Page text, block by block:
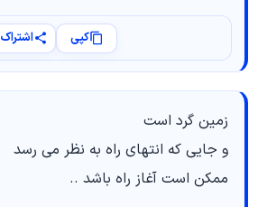
کپی اشتراک
زمین گرد است
و جایی که انتهای راه به نظر می رسد
ممکن است آغاز راه باشد ..